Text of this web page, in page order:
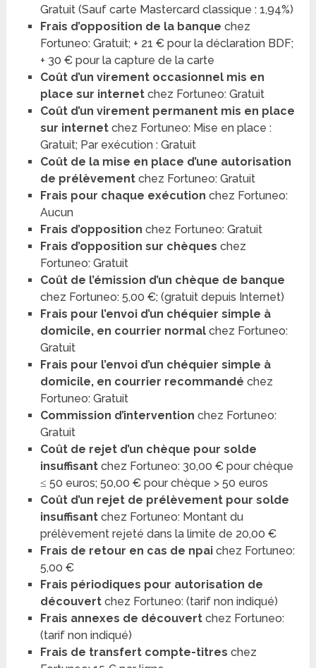
Gratuit (Sauf carte Mastercard classique : 1,94%)
Frais d’opposition de la banque chez
Fortuneo: Gratuit; + 21 € pour la déclaration BDF;
+ 30 € pour la capture de la carte
Coût d’un virement occasionnel mis en
place sur internet chez Fortuneo: Gratuit
Coût d’un virement permanent mis en place
sur internet chez Fortuneo: Mise en place :
Gratuit; Par exécution : Gratuit
Coût de la mise en place d’une autorisation
de prélèvement chez Fortuneo: Gratuit
Frais pour chaque exécution chez Fortuneo:
Aucun
Frais d’opposition chez Fortuneo: Gratuit
Frais d’opposition sur chèques chez
Fortuneo: Gratuit
Coût de l’émission d’un chèque de banque
chez Fortuneo: 5,00 €; (gratuit depuis Internet)
Frais pour l’envoi d’un chéquier simple à
domicile, en courrier normal chez Fortuneo:
Gratuit
Frais pour l’envoi d’un chéquier simple à
domicile, en courrier recommandé chez
Fortuneo: Gratuit
Commission d’intervention chez Fortuneo:
Gratuit
Coût de rejet d’un chèque pour solde
insuffisant chez Fortuneo: 30,00 € pour chèque
≤ 50 euros; 50,00 € pour chèque > 50 euros
Coût d’un rejet de prélèvement pour solde
insuffisant chez Fortuneo: Montant du
prélèvement rejeté dans la limite de 20,00 €
Frais de retour en cas de npai chez Fortuneo:
5,00 €
Frais périodiques pour autorisation de
découvert chez Fortuneo: (tarif non indiqué)
Frais annexes de découvert chez Fortuneo:
(tarif non indiqué)
Frais de transfert compte-titres chez